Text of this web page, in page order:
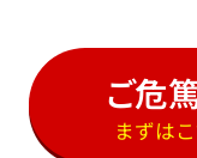
ご危
まずは